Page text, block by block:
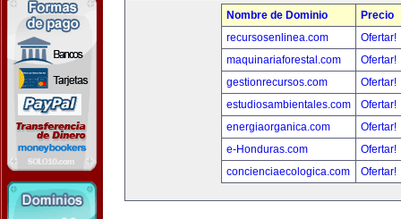
Nombre de Dominio
Precio
recursosenlinea.com
Ofertar!
maquinariaforestal.com
Ofertar!
gestionrecursos.com
Ofertar!
estudiosambientales.com
Ofertar!
energiaorganica.com
Ofertar!
e-Honduras.com
Ofertar!
concienciaecologica.com
Ofertar!